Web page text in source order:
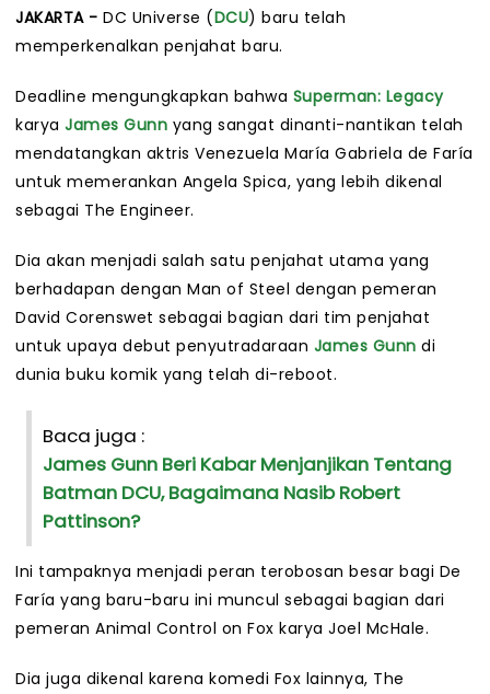
JAKARTA - DC Universe (DCU) baru telah
memperkenalkan penjahat baru.
Deadline mengungkapkan bahwa Superman: Legacy
karya James Gunn yang sangat dinanti-nantikan telah
mendatangkan aktris Venezuela María Gabriela de Faría
untuk memerankan Angela Spica, yang lebih dikenal
sebagai The Engineer.
Dia akan menjadi salah satu penjahat utama yang
berhadapan dengan Man of Steel dengan pemeran
David Corenswet sebagai bagian dari tim penjahat
untuk upaya debut penyutradaraan James Gunn di
dunia buku komik yang telah di-reboot.
Baca juga :
James Gunn Beri Kabar Menjanjikan Tentang
Batman DCU, Bagaimana Nasib Robert
Pattinson?
Ini tampaknya menjadi peran terobosan besar bagi De
Faría yang baru-baru ini muncul sebagai bagian dari
pemeran Animal Control on Fox karya Joel McHale.
Dia juga dikenal karena komedi Fox lainnya, The